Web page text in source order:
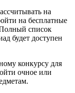
на
на бесплатные
список
будет доступен
конкурсу для
очное или